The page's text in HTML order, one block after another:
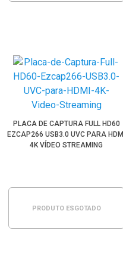
PLACA DE CAPTURA FULL HD60
EZCAP266 USB3.0 UVC PARA HDMI
4K VÍDEO STREAMING
PRODUTO ESGOTADO